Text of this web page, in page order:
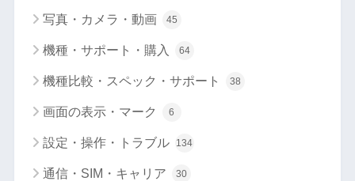
写真・カメラ・動画 45
機種・サポート・購入 64
機種比較・スペック・サポート 38
画面の表示・マーク 6
設定・操作・トラブル 134
通信・SIM・キャリア 30